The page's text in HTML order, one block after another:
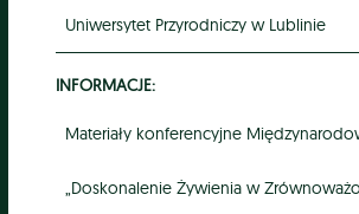
Uniwersytet Przyrodniczy w Lublinie
INFORMACJE:
Materiały konferencyjne
„Doskonalenie Żywienia w